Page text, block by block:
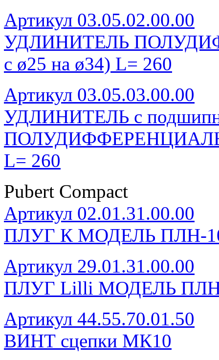
Артикул 03.05.02.00.00
УДЛИНИТЕЛЬ
с ø25 на ø34) L= 260
Артикул 03.05.03.00.00
УДЛИНИТЕЛЬ с
L= 260
Pubert Compact
Артикул 02.01.31.00.00
ПЛУГ К МОДЕЛЬ ПЛН-
Артикул 29.01.31.00.00
ПЛУГ Lilli МОДЕЛЬ
Артикул 44.55.70.01.50
ВИНТ сцепки МК10